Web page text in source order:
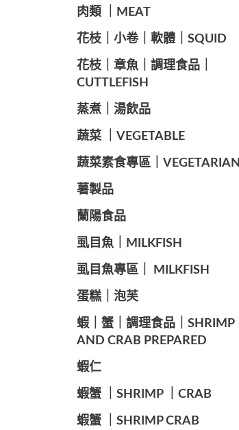
肉類 ｜MEAT
️花枝｜小卷｜軟體｜SQUID
花枝｜章魚｜調理食品｜
CUTTLEFISH
️蒸煮｜湯飲品
蔬菜 ｜VEGETABLE
蔬菜素食專區｜VEGETARIAN
️薯製品
蘭陽食品
️虱目魚｜MILKFISH
️虱目魚專區｜ MILKFISH
️蛋糕｜泡芙
️蝦｜蟹｜調理食品｜SHRIMP
AND CRAB PREPARED
️蝦仁
️蝦蟹 ｜SHRIMP ｜CRAB
️蝦蟹 ｜SHRIMP CRAB